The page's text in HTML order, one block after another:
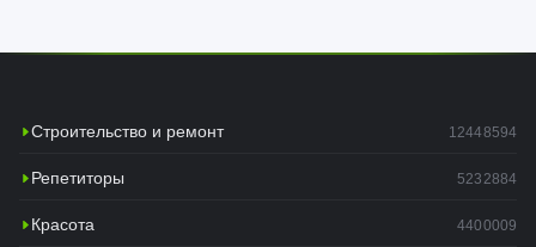
Строительство и ремонт 12448594
Репетиторы 5232884
Красота 4400009